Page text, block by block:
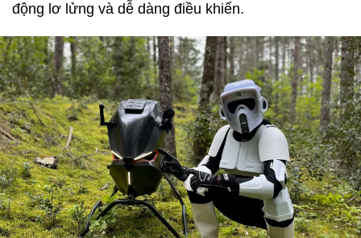
động lơ lửng và dễ dàng điều khiển.